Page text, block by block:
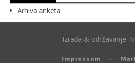
Arhiva anketa
Izrada & održavanje:
Impressum